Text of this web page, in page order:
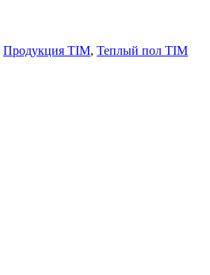
Продукция TIM, Теплый пол TIM